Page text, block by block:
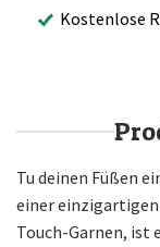
Kostenlose
Tu deinen Füßen
einer
Touch-Garnen, ist